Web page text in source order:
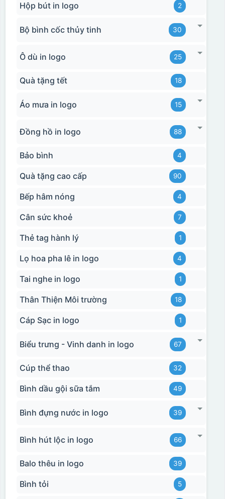
Hộp bút in logo 2
Bộ bình cốc thủy tinh 30
Ô dù in logo 25
Quà tặng tết 18
Áo mưa in logo 15
Đồng hồ in logo 88
Bảo bình 4
Quà tặng cao cấp 90
Bếp hâm nóng 4
Cân sức khoẻ 7
Thẻ tag hành lý 1
Lọ hoa pha lê in logo 4
Tai nghe in logo 1
Thân Thiện Môi trường 18
Cáp Sạc in logo 1
Biểu trưng - Vinh danh in logo 67
Cúp thể thao 32
Bình dầu gội sữa tắm 49
Bình đựng nước in logo 39
Bình hút lộc in logo 66
Balo thêu in logo 39
Bình tỏi 5